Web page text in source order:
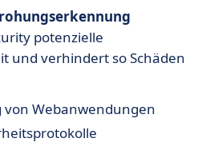
potenzielle
und verhindert so Schäden
von Webanwendungen